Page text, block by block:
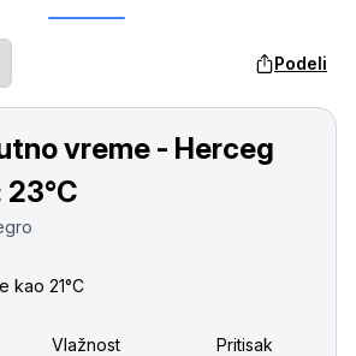
Podeli
vreme - Herceg
23°C
kao 21°C
Vlažnost Pritisak